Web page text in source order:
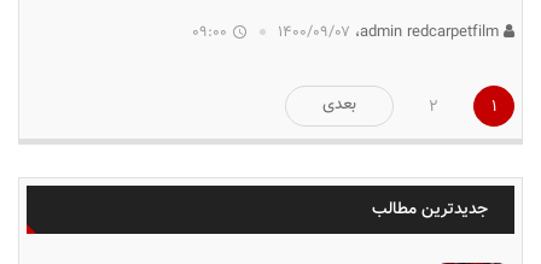
۱۴۰۰/۰۹/۰۷ 09:00
صفحه‌بندی
نوشته‌ها
1
2 بعدی
جدیدترین مطالب